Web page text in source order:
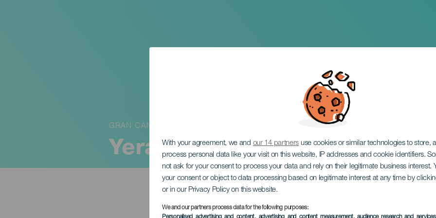
With your agreement, we and our 14 partners use cookies or similar technologies to store,
process personal data like your visit on this website, IP addresses and cookie identifiers.
not ask for your consent to process your data and rely on their legitimate business interest.
your consent or object to data processing based on legitimate interest at any time by
or in our Privacy Policy on this website.
We and our partners process data for the following purposes:
Personalised advertising and content, advertising and content measurement, audience research and
Yeray Rodríguez: Punto y
GRAN CANARIA
EVENTO PASADO